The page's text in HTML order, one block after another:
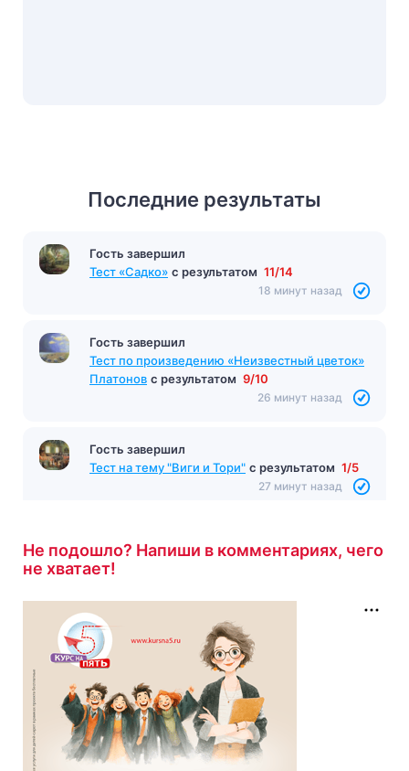
Последние результаты
Гость завершил
Тест Местоимения с результатом
16 минут назад
Гость завершил
Тест «Садко» с результатом 11/14
18 минут назад
Гость завершил
Тест по произведению «Неизвестный цветок»
Платонов с результатом 9/10
26 минут назад
Гость завершил
Тест на тему "Виги и Тори" с результатом 1/5
27 минут назад
Не подошло? Напиши в комментариях, чего
не хватает!